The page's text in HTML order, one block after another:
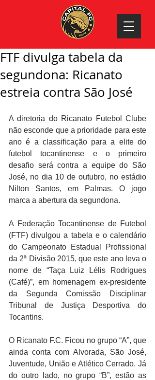
FTF divulga tabela da
segundona: Ricanato
estreia contra São José
A diretoria do Ricanato Futebol Clube
não esconde que a prioridade para este
ano é a classificação para a elite do
futebol tocantinense e o primeiro
desafio será contra a equipe do São
José, no dia 10 de outubro, no estádio
Nilton Santos, em Palmas. O jogo
marca a abertura da segundona.
A Federação Tocantinense de Futebol
(FTF) divulgou a tabela e o calendário
do Campeonato Estadual Profissional
da 2ª Divisão 2015, que este ano leva o
nome de “Taça Luiz Lélis Rodrigues
(Café)”, em homenagem ex-presidente
da Segunda Comissão Disciplinar
Tribunal de Justiça Desportiva do
Tocantins.
O Ricanato F.C. Ficou no grupo “A”, que
ainda conta com Alvorada, São José,
Juventude, União e Atlético Cerrado. Já
do outro lado, no grupo “B”, estão as